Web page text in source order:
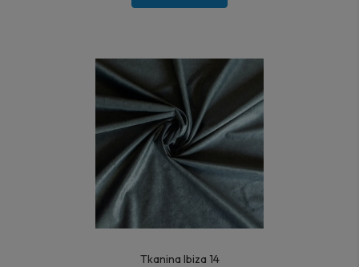
Tkanina Ibiza 14